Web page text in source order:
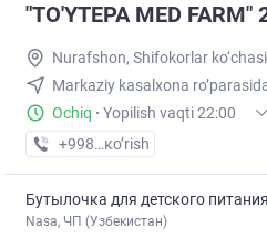
"TO'YTEPA MED FARM"
Nurafshon, Shifokorlar
Markaziy kasalxona
Ochiq · Yopilish vaqti 22:00
+998 (88) XXX-XX-XX
кo’rish
Бутылочка для детского
Nasa, ЧП (Узбекистан)